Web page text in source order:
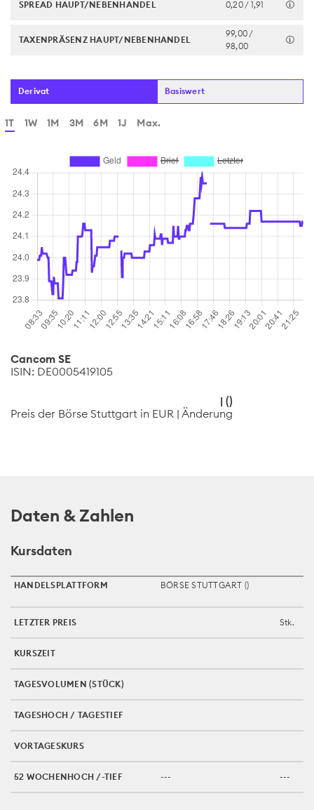
SPREAD HAUPT/NEBENHANDEL 0,20 / 1,91
TAXENPRÄSENZ HAUPT/NEBENHANDEL
99,00 /
98,00
Derivat Basiswert
1T 1W 1M 3M 6M 1J Max.
Cancom SE
ISIN: DE0005419105
| ()
Preis der Börse Stuttgart in EUR | Änderung
Daten & Zahlen
Kursdaten
HANDELSPLATTFORM BÖRSE STUTTGART ()
LETZTER PREIS Stk.
KURSZEIT
TAGESVOLUMEN (STÜCK)
TAGESHOCH / TAGESTIEF
VORTAGESKURS
52 WOCHENHOCH /-TIEF --- ---